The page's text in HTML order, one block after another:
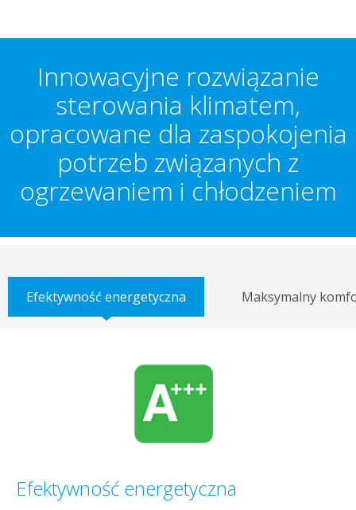
Innowacyjne rozwiązanie
sterowania klimatem,
opracowane dla zaspokojenia
potrzeb związanych z
ogrzewaniem i chłodzeniem
Efektywność energetyczna Maksymalny
Efektywność energetyczna